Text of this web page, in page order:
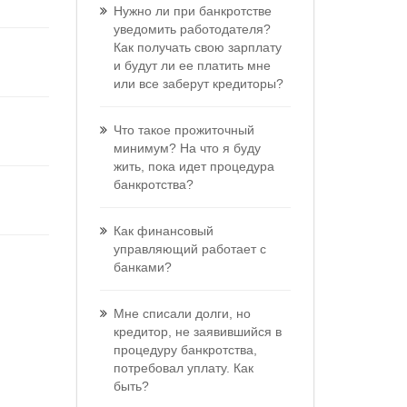
Нужно ли при банкротстве
уведомить работодателя?
Как получать свою зарплату
и будут ли ее платить мне
или все заберут кредиторы?
Что такое прожиточный
минимум? На что я буду
жить, пока идет процедура
банкротства?
Как финансовый
управляющий работает с
банками?
Мне списали долги, но
кредитор, не заявившийся в
процедуру банкротства,
потребовал уплату. Как
быть?